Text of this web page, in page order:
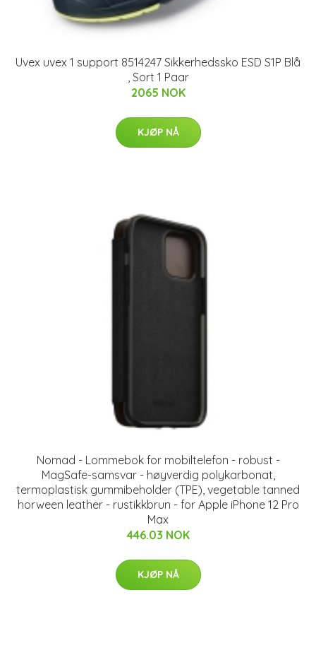
Uvex uvex 1 support 8514247 Sikkerhedssko ESD S1P Blå
, Sort 1 Paar
2065 NOK
KJØP NÅ
Nomad - Lommebok for mobiltelefon - robust -
MagSafe-samsvar - høyverdig polykarbonat,
termoplastisk gummibeholder (TPE), vegetable tanned
horween leather - rustikkbrun - for Apple iPhone 12 Pro
Max
446.03 NOK
KJØP NÅ